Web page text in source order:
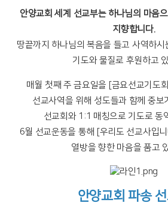
안양교회 세계 선교부는 하나님의 마음
지향합니다.
땅끝까지 하나님의 복음을 들고 사역하시
기도와 물질로 후원하고
매월 첫째 주 금요일을 [금요선교기도
선교사역을 위해 성도들과 함께 중보
선교회와 1:1 매칭으로 기도로 동
6월 선교운동을 통해 [우리도 선교사입
열방을 향한 마음을 품고
안양교회 파송